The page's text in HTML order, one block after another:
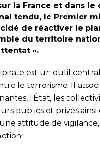
la France et dans le
tendu, le Premier
de réactiver le
du territoire
».
est un outil
le terrorisme. Il
l’État, les
publics et privés ainsi
attitude de